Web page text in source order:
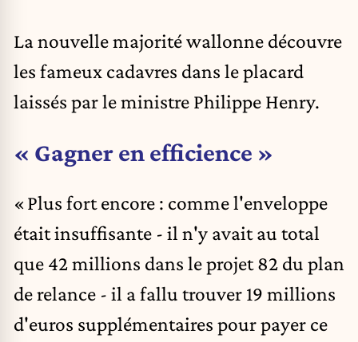
La nouvelle majorité wallonne découvre
les fameux cadavres dans le placard
laissés par le ministre Philippe Henry.
« Gagner en efficience »
« Plus fort encore : comme l'enveloppe
était insuffisante - il n'y avait au total
que 42 millions dans le projet 82 du plan
de relance - il a fallu trouver 19 millions
d'euros supplémentaires pour payer ce